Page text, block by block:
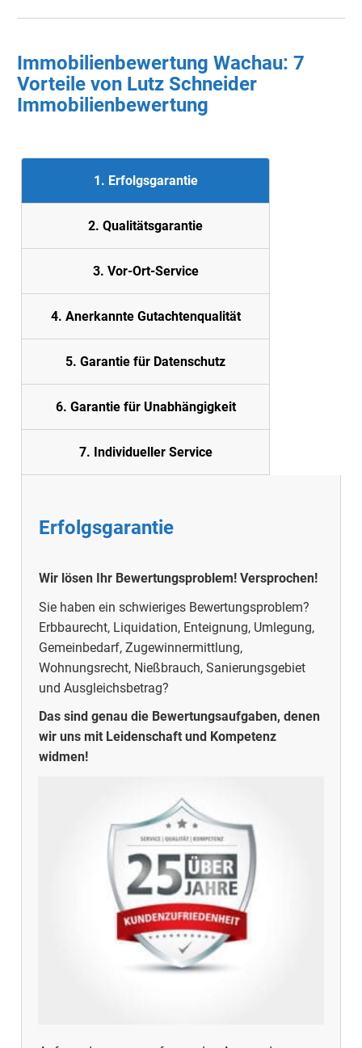
Immobilienbewertung Wachau: 7
Vorteile von Lutz Schneider
Immobilienbewertung
1. Erfolgsgarantie
2. Qualitätsgarantie
3. Vor-Ort-Service
4. Anerkannte Gutachtenqualität
5. Garantie für Datenschutz
6. Garantie für Unabhängigkeit
7. Individueller Service
Erfolgsgarantie
Wir lösen Ihr Bewertungsproblem! Versprochen!
Sie haben ein schwieriges Bewertungsproblem?
Erbbaurecht, Liquidation, Enteignung, Umlegung,
Gemeinbedarf, Zugewinnermittlung,
Wohnungsrecht, Nießbrauch, Sanierungsgebiet
und Ausgleichsbetrag?
Das sind genau die Bewertungsaufgaben, denen
wir uns mit Leidenschaft und Kompetenz
widmen!